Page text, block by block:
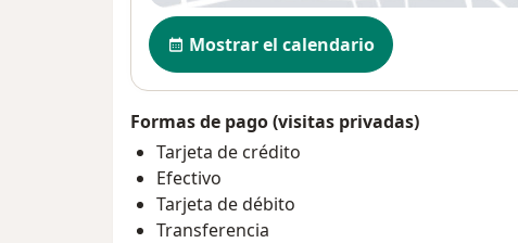
Disponibilidad
Mostrar el calendario
Formas de pago (visitas privadas)
Tarjeta de crédito
Efectivo
Tarjeta de débito
Transferencia